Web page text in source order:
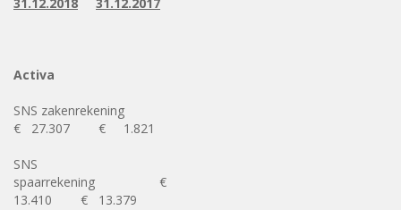
31.12.2018 31.12.2017
Activa
SNS zakenrekening
€ 27.307 € 1.821
SNS
spaarrekening €
13.410 € 13.379